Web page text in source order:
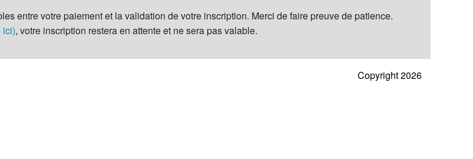
entre votre paiement et la validation de votre inscription. Merci de faire preuve de patience.
ici), votre inscription restera en attente et ne sera pas valable.
Copyright 2026